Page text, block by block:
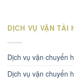
DỊCH VỤ VẬN TẢI
Dịch vụ vận chuyển
Dịch vụ vận chuyển